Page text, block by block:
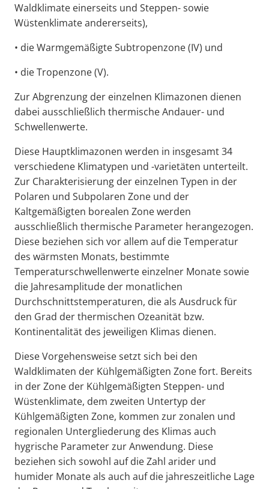
Waldklimate einerseits und Steppen- sowie
Wüstenklimate andererseits),
• die Warmgemäßigte Subtropenzone (IV) und
• die Tropenzone (V).
Zur Abgrenzung der einzelnen Klimazonen dienen
dabei ausschließlich thermische Andauer- und
Schwellenwerte.
Diese Hauptklimazonen werden in insgesamt 34
verschiedene Klimatypen und -varietäten unterteilt.
Zur Charakterisierung der einzelnen Typen in der
Polaren und Subpolaren Zone und der
Kaltgemäßigten borealen Zone werden
ausschließlich thermische Parameter herangezogen.
Diese beziehen sich vor allem auf die Temperatur
des wärmsten Monats, bestimmte
Temperaturschwellenwerte einzelner Monate sowie
die Jahresamplitude der monatlichen
Durchschnittstemperaturen, die als Ausdruck für
den Grad der thermischen Ozeanität bzw.
Kontinentalität des jeweiligen Klimas dienen.
Diese Vorgehensweise setzt sich bei den
Waldklimaten der Kühlgemäßigten Zone fort. Bereits
in der Zone der Kühlgemäßigten Steppen- und
Wüstenklimate, dem zweiten Untertyp der
Kühlgemäßigten Zone, kommen zur zonalen und
regionalen Untergliederung des Klimas auch
hygrische Parameter zur Anwendung. Diese
beziehen sich sowohl auf die Zahl arider und
humider Monate als auch auf die jahreszeitliche Lage